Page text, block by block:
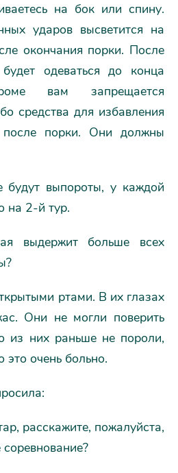
на бок или спину.
ударов высветится на
окончания порки. После
одеваться до конца
вам запрещается
средства для избавления
порки. Они должны
будут выпороты, у каждой
на 2-й тур.
выдержит больше всех
ртами. В их глазах
Они не могли поверить
из них раньше не пороли,
это очень больно.
расскажите, пожалуйста,